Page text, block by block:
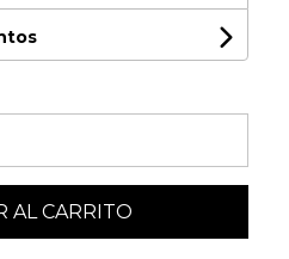
AL CARRITO